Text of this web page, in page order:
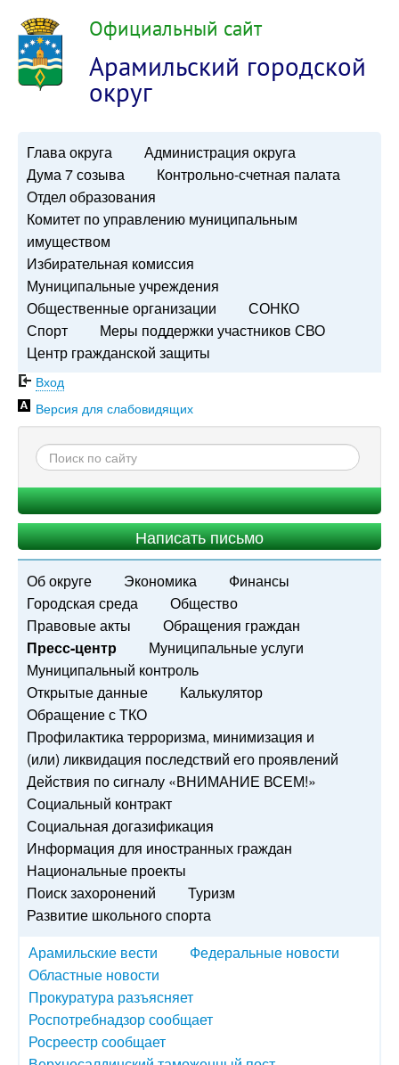
Официальный сайт
Арамильский городской
округ
Глава округа
Администрация округа
Дума 7 созыва
Контрольно-счетная палата
Отдел образования
Комитет по управлению муниципальным
имуществом
Избирательная комиссия
Муниципальные учреждения
Общественные организации
СОНКО
Спорт
Меры поддержки участников СВО
Центр гражданской защиты
Вход
Версия для слабовидящих
Написать письмо
Об округе Экономика
Финансы
Городская среда
Общество
Правовые акты
Обращения граждан
Пресс-центр
Муниципальные услуги
Муниципальный контроль
Открытые данные
Калькулятор
Обращение с ТКО
Профилактика терроризма, минимизация и
(или) ликвидация последствий его проявлений
Действия по сигналу «ВНИМАНИЕ ВСЕМ!»
Социальный контракт
Социальная догазификация
Информация для иностранных граждан
Национальные проекты
Поиск захоронений
Туризм
Развитие школьного спорта
Арамильские вести
Федеральные новости
Областные новости
Прокуратура разъясняет
Роспотребнадзор сообщает
Росреестр сообщает